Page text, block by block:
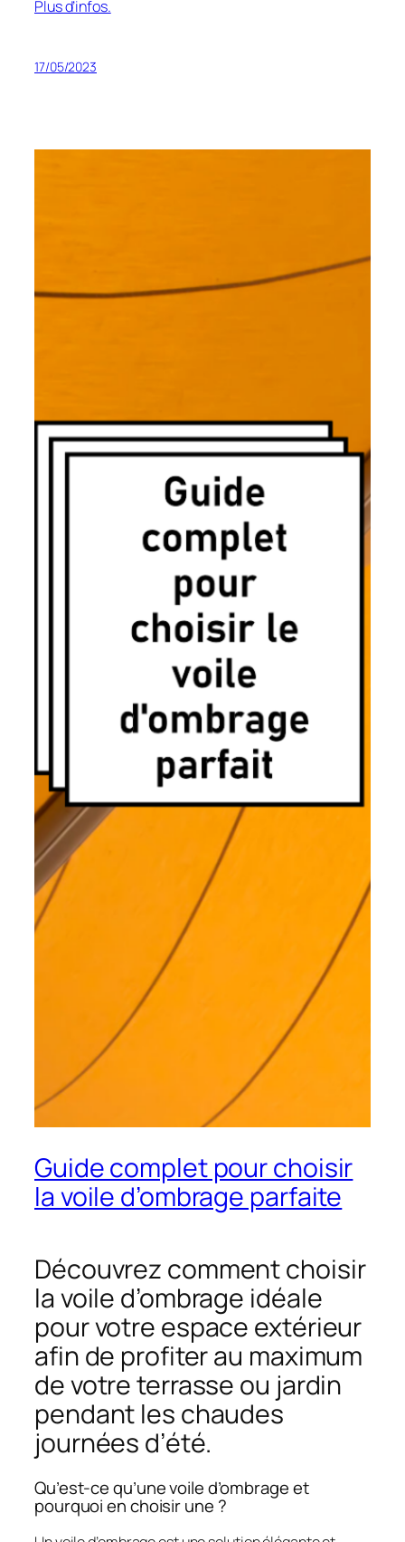
Plus d’infos.
17/05/2023
Guide complet pour choisir
la voile d’ombrage parfaite
Découvrez comment choisir
la voile d’ombrage idéale
pour votre espace extérieur
afin de profiter au maximum
de votre terrasse ou jardin
pendant les chaudes
journées d’été.
Qu’est-ce qu’une voile d’ombrage et
pourquoi en choisir une ?